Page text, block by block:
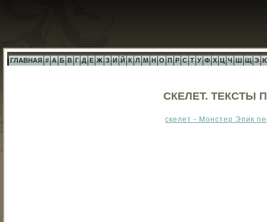
ГЛАВНАЯ # А Б В Г Д Е Ж З И Й К Л М Н О П Р С Т У Ф Х Ц Ч Ш Щ Э
СКЕЛЕТ. ТЕКСТЫ
скелет - Монстер Эпик